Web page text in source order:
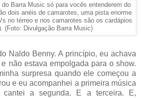
Barra Music só para vocês entenderem do
dois anéis de camarotes, uma pista enorme
no térreo e nos camarotes são os cardápios
(Foto: Divulgação Barra Music)
Naldo Benny. A princípio, eu achava
não estava empolgada para o show.
surpresa quando ele começou a
e eu acompanhei a primeira música
cantei a segunda. E a terceira. E,